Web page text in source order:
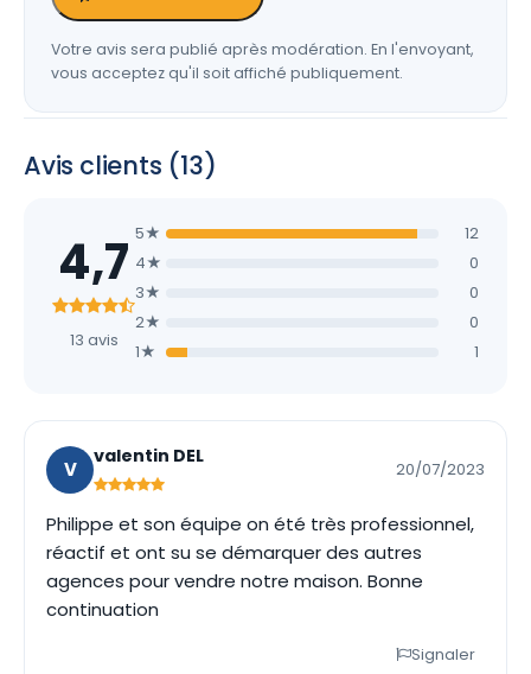
Votre avis sera publié après modération. En l'envoyant,
vous acceptez qu'il soit affiché publiquement.
Avis clients (13)
4,7
13 avis
5★
12
4★
0
3★
0
2★
0
1★
1
V
valentin DEL
20/07/2023
Philippe et son équipe on été très professionnel,
réactif et ont su se démarquer des autres
agences pour vendre notre maison. Bonne
continuation
Signaler